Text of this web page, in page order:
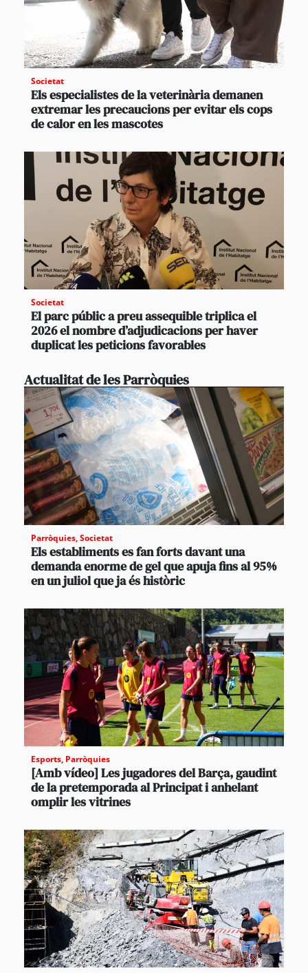
Societat
Els especialistes de la veterinària demanen
extremar les precaucions per evitar els cops
de calor en les mascotes
Societat
El parc públic a preu assequible triplica el
2026 el nombre d’adjudicacions per haver
duplicat les peticions favorables
Actualitat de les Parròquies
Parròquies,Societat
Els establiments es fan forts davant una
demanda enorme de gel que apuja fins al 95%
en un juliol que ja és històric
Esports, Parròquies
[Amb vídeo] Les jugadores del Barça, gaudint
de la pretemporada al Principat i anhelant
omplir les vitrines